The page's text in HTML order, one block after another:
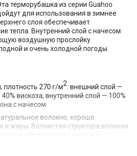
терморубашка из серии Guahoo
для использования в зимнее
слоя обеспечивает
тепла. Внутренний слой с начесом
воздушную прослойку.
и очень холодной погоды.
плотность 270 г/м2: внешний слой —
вискоза; внутренний слой — 100%
с начесом.
волокно, хорошо
жары. Волнистая структура волокон
время позволяет телу «дышать».